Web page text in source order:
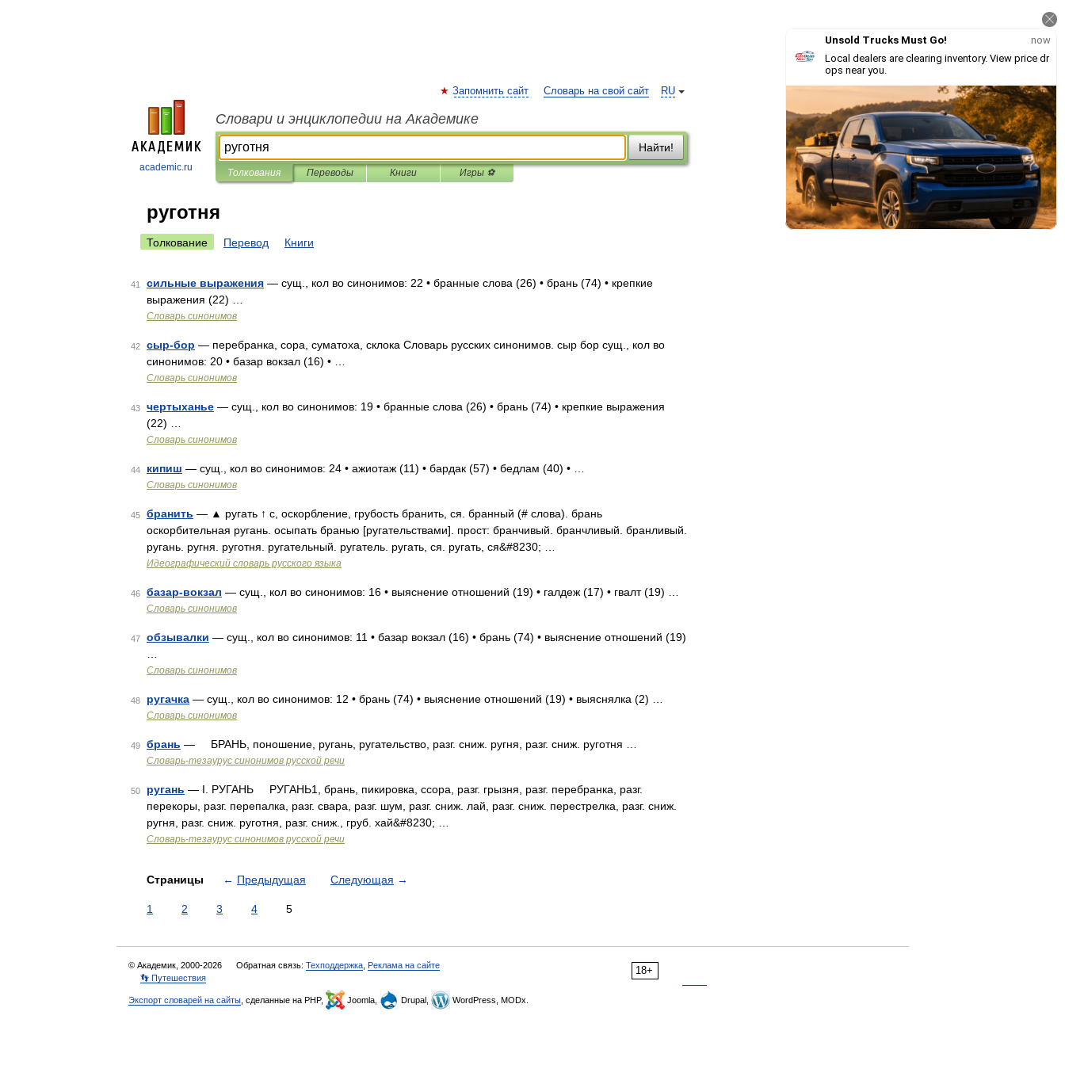
academic.ru
RU
Запомнить сайт Словарь на свой сайт
Словари и энциклопедии на Академике
Найти!
Толкования Переводы Книги Игры ⚽
руготня
Толкование Перевод Книги
41 сильные выражения — сущ., кол во синонимов: 22 • бранные слова (26) • брань (74) • крепкие
выражения (22) …
Словарь синонимов
42 сыр-бор — перебранка, сора, суматоха, склока Словарь русских синонимов. сыр бор сущ., кол во
синонимов: 20 • базар вокзал (16) • …
Словарь синонимов
43 чертыханье — сущ., кол во синонимов: 19 • бранные слова (26) • брань (74) • крепкие выражения
(22) …
Словарь синонимов
44 кипиш — сущ., кол во синонимов: 24 • ажиотаж (11) • бардак (57) • бедлам (40) • …
Словарь синонимов
45 бранить — ▲ ругать ↑ с, оскорбление, грубость бранить, ся. бранный (# слова). брань
оскорбительная ругань. осыпать бранью [ругательствами]. прост: бранчивый. бранчливый. бранливый.
ругань. ругня. руготня. ругательный. ругатель. ругать, ся. ругать, ся&#8230; …
Идеографический словарь русского языка
46 базар-вокзал — сущ., кол во синонимов: 16 • выяснение отношений (19) • галдеж (17) • гвалт (19) …
Словарь синонимов
47 обзывалки — сущ., кол во синонимов: 11 • базар вокзал (16) • брань (74) • выяснение отношений (19)
Словарь синонимов
48 ругачка — сущ., кол во синонимов: 12 • брань (74) • выяснение отношений (19) • выяснялка (2) …
Словарь синонимов
49 брань — БРАНЬ, поношение, ругань, ругательство, разг. сниж. ругня, разг. сниж. руготня …
Словарь-тезаурус синонимов русской речи
50 ругань — I. РУГАНЬ РУГАНЬ1, брань, пикировка, ссора, разг. грызня, разг. перебранка, разг.
перекоры, разг. перепалка, разг. свара, разг. шум, разг. сниж. лай, разг. сниж. перестрелка, разг. сниж.
ругня, разг. сниж. руготня, разг. сниж., груб. хай&#8230; …
Словарь-тезаурус синонимов русской речи
Страницы ← Предыдущая Следующая →
1 2 3 4 5
18+
© Академик, 2000-2026 Обратная связь: Техподдержка Реклама на сайте
👣 Путешествия
Экспорт словарей на сайты , сделанные на PHP, Joomla, Drupal, WordPress, MODx.